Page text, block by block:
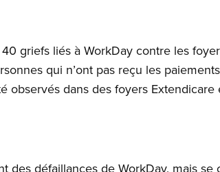
griefs liés à WorkDay contre les
qui n’ont pas reçu les
observés dans des foyers
des défaillances de WorkDay, mais